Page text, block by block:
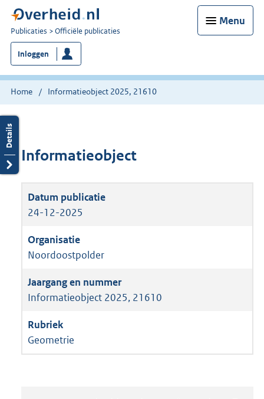
Menu
U
bent
nu
hier:
Publicaties Officiële publicaties
Inloggen
Home Informatieobject 2025, 21610
Informatieobject
24-12-2025
Noordoostpolder
Informatieobject 2025, 21610
Geometrie